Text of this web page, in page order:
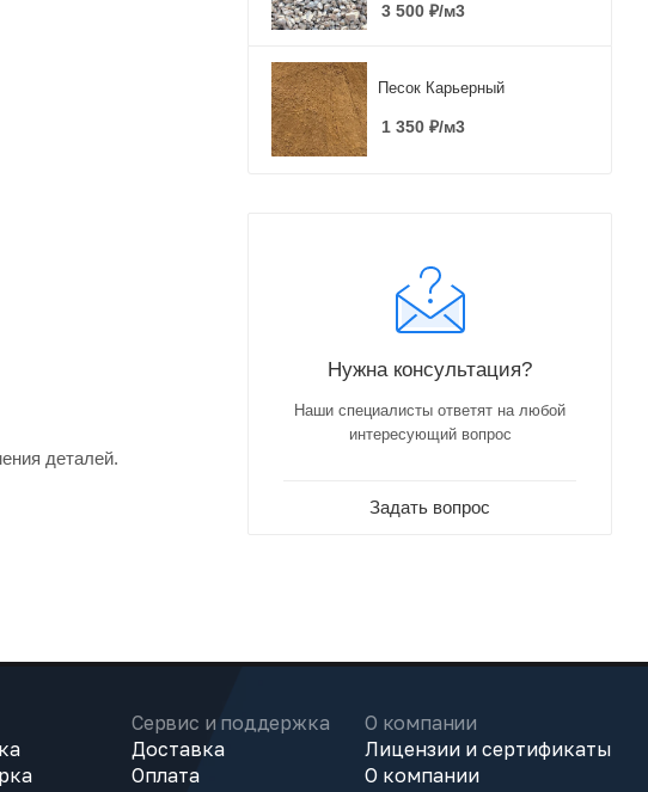
деталей.
3 500 ₽/м3
Песок Карьерный
1 350 ₽/м3
Нужна консультация?
Наши специалисты ответят на любой
интересующий вопрос
Задать вопрос
Сервис и поддержка
Доставка
Оплата
О компании
Лицензии и сертификаты
О компании